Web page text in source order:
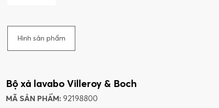
Hình sản phẩm
Bộ xả lavabo Villeroy & Boch
MÃ SẢN PHẨM: 92198800